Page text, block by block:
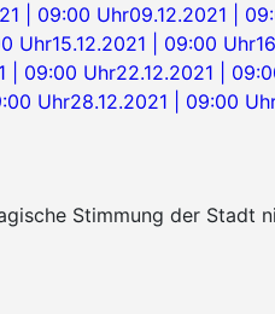
| 09:00 Uhr09.12.2021 |
Uhr15.12.2021 | 09:00 Uhr
| 09:00 Uhr22.12.2021 |
Uhr28.12.2021 | 09:00
Stimmung der Stadt